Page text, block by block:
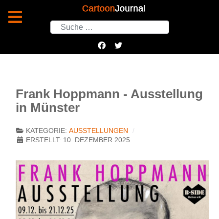
Suchen
Frank Hoppmann - Ausstellung
in Münster
KATEGORIE: AUSSTELLUNGEN
ERSTELLT: 10. DEZEMBER 2025